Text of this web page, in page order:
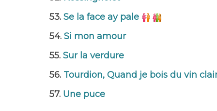
53. Se la face ay pale
54. Si mon amour
55. Sur la verdure
56. Tourdion, Quand je bois du vin
57. Une puce